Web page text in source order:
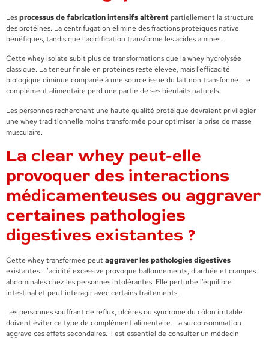
Lesprocessus de fabrication intensifs altèrent partiellement la structure
des protéines. La centrifugation élimine des fractions protéiques native
bénéfiques, tandis que l’acidification transforme les acides aminés.
Cette whey isolate subit plus de transformations que la whey hydrolysée
classique. La teneur finale en protéines reste élevée, mais l’efficacité
biologique diminue comparée à une source issue du lait non transformé. Le
complément alimentaire perd une partie de ses bienfaits naturels.
Les personnes recherchant une haute qualité protéique devraient privilégier
une whey traditionnelle moins transformée pour optimiser la prise de masse
musculaire.
La clear whey peut-elle
provoquer des interactions
médicamenteuses ou aggraver
certaines pathologies
digestives existantes ?
Cette whey transformée peutaggraver les pathologies digestives
existantes. L’acidité excessive provoque ballonnements, diarrhée et crampes
abdominales chez les personnes intolérantes. Elle perturbe l’équilibre
intestinal et peut interagir avec certains traitements.
Les personnes souffrant de reflux, ulcères ou syndrome du côlon irritable
doivent éviter ce type de complément alimentaire. La surconsommation
aggrave ces effets secondaires. Il est essentiel de consulter un médecin